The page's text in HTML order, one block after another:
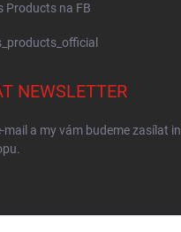
Products na FB
NEWSLETTER
mail a my vám budeme zasílat